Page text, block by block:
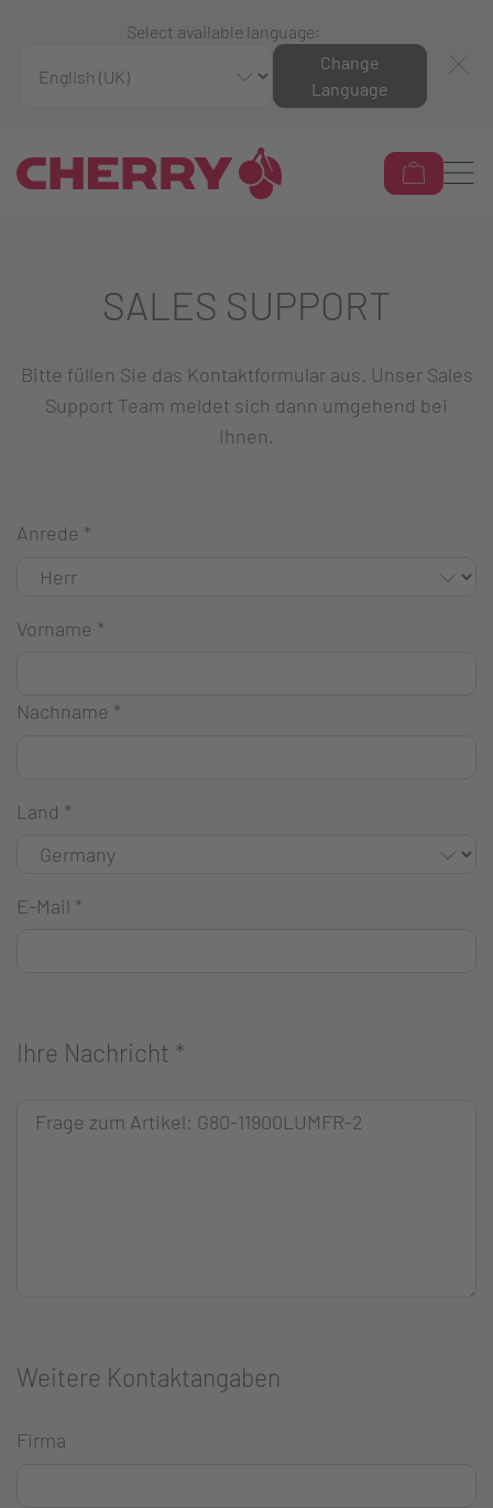
Select available language:
Change
Language
SALES SUPPORT
Bitte füllen Sie das Kontaktformular aus. Unser Sales
Support Team meldet sich dann umgehend bei
Ihnen.
Anrede *
Vorname *
Nachname *
Land *
E-Mail *
Ihre Nachricht *
Weitere Kontaktangaben
Firma